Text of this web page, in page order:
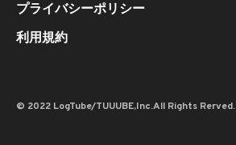
プライバシーポリシー
利用規約
© 2022 LogTube/TUUUBE,Inc.All Rights Rerved.